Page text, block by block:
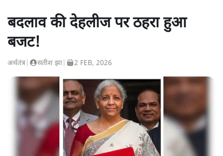
बदलाव की देहलीज पर ठहरा हुआ
बजट!
अर्थतंत्र सतीश झा 2 FEB, 2026